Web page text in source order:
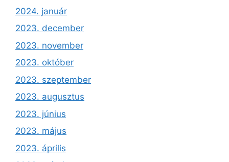
2024. január
2023. december
2023. november
2023. október
2023. szeptember
2023. augusztus
2023. június
2023. május
2023. április